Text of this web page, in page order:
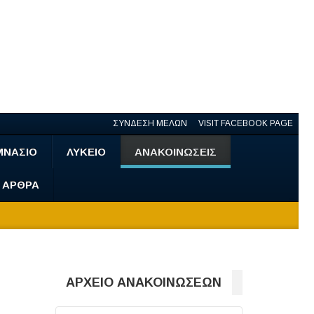
ΣΥΝΔΕΣΗ ΜΕΛΩΝ VISIT FACEBOOK PAGE
ΛΥΚΕΙΟ ΑΝΑΚΟΙΝΩΣΕΙΣ
ΑΡΘΡΑ
ΑΡΧΕΙΟ ΑΝΑΚΟΙΝΩΣΕΩΝ